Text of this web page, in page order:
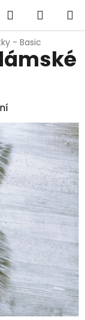
Hledat
KOŠÍK
- Basic